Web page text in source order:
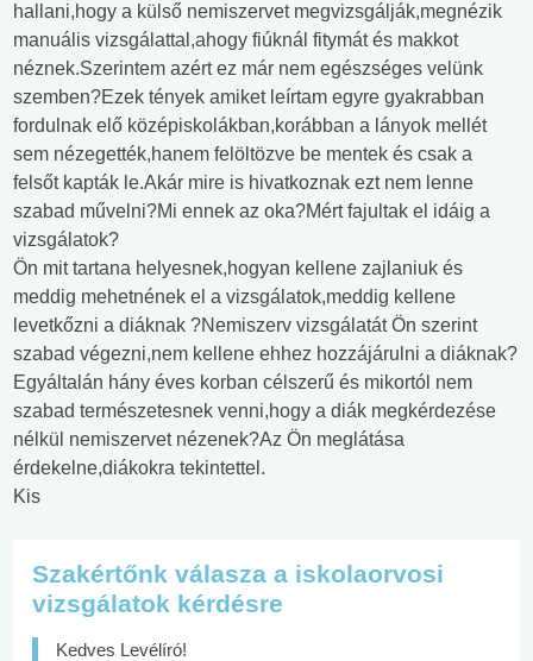
hallani,hogy a külső nemiszervet megvizsgálják,megnézik
manuális vizsgálattal,ahogy fiúknál fitymát és makkot
néznek.Szerintem azért ez már nem egészséges velünk
szemben?Ezek tények amiket leírtam egyre gyakrabban
fordulnak elő középiskolákban,korábban a lányok mellét
sem nézegették,hanem felöltözve be mentek és csak a
felsőt kapták le.Akár mire is hivatkoznak ezt nem lenne
szabad művelni?Mi ennek az oka?Mért fajultak el idáig a
vizsgálatok?
Ön mit tartana helyesnek,hogyan kellene zajlaniuk és
meddig mehetnének el a vizsgálatok,meddig kellene
levetkőzni a diáknak ?Nemiszerv vizsgálatát Ön szerint
szabad végezni,nem kellene ehhez hozzájárulni a diáknak?
Egyáltalán hány éves korban célszerű és mikortól nem
szabad természetesnek venni,hogy a diák megkérdezése
nélkül nemiszervet nézenek?Az Ön meglátása
érdekelne,diákokra tekintettel.
Kis
Szakértőnk válasza a iskolaorvosi
vizsgálatok kérdésre
Kedves Levélíró!